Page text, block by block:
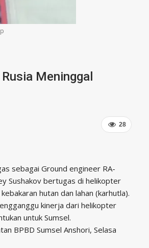
Meninggal
28
sebagai Ground engineer RA-
Sushakov bertugas di helikopter
hutan dan lahan (karhutla).
kinerja dari helikopter
untuk Sumsel.
BPBD Sumsel Anshori, Selasa